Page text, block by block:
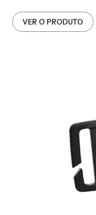
VER O PRODUTO